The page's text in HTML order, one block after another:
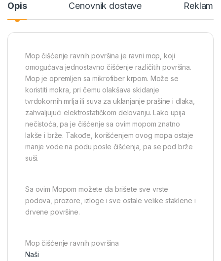
Opis Cenovnik dostave
Mop čišćenje ravnih površina je ravni mop, koji
omogućava jednostavno čišćenje različitih površina.
Mop je opremljen sa mikrofiber krpom. Može se
koristiti mokra, pri čemu olakšava skidanje
tvrdokornih mrlja ili suva za uklanjanje prašine i dlaka,
zahvaljujući elektrostatičkom delovanju. Lako upija
nečistoća, pa je čišćenje sa ovim mopom znatno
lakše i brže. Takođe, korišćenjem ovog mopa ostaje
manje vode na podu posle čišćenja, pa se pod brže
suši.
Sa ovim Mopom možete da brišete sve vrste
podova, prozore, izloge i sve ostale velike staklene i
drvene površine.
Mop čišćenje ravnih površina
Naši